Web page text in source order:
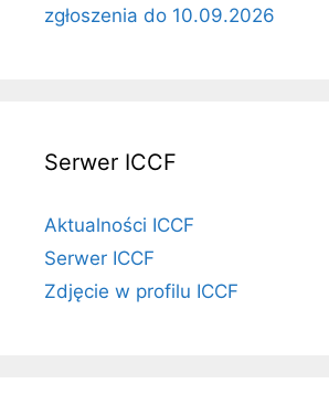
zgłoszenia do 10.09.2026
Serwer ICCF
Aktualności ICCF
Serwer ICCF
Zdjęcie w profilu ICCF